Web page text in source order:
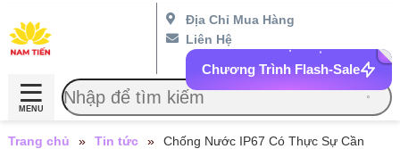
Địa Chỉ Mua Hàng
Liên Hệ
Chương Trình Flash-Sale
MENU
Trang chủ » Tin tức »
Chống Nước IP67 Có Thực Sự Cần